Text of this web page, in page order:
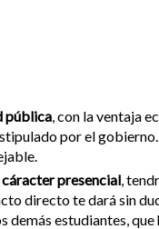
pública , con la ventaja
por el
presencial ,
directo te dará sin
demás estudiantes,